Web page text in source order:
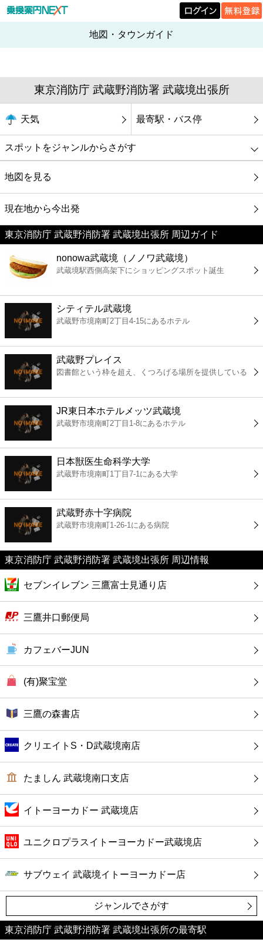
地図・タウンガイド
東京消防庁 武蔵野消防署 武蔵境出張所
天気 最寄駅・バス停
スポットをジャンルからさがす
グルメ
映画
美容
コンビニ
薬局
スーパー
エンタメ
レジャー
書店
ファミレス
ファーストフード
カフェ
ショッピング
銀行
ホテル
地図を見る
現在地から今出発
東京消防庁 武蔵野消防署 武蔵境出張所 周辺ガイド
nonowa武蔵境（ノノワ武蔵境）
武蔵境駅西側高架下にショッピングスポット誕生
シティテル武蔵境
武蔵野市境南町2丁目4-15にあるホテル
武蔵野プレイス
図書館という枠を超え、くつろげる場所を提供している
JR東日本ホテルメッツ武蔵境
武蔵野市境南町2丁目1-8にあるホテル
日本獣医生命科学大学
武蔵野市境南町1丁目7-1にある大学
武蔵野赤十字病院
武蔵野市境南町1-26-1にある病院
東京消防庁 武蔵野消防署 武蔵境出張所 周辺情報
セブンイレブン 三鷹富士見通り店
三鷹井口郵便局
カフェバーJUN
(有)聚宝堂
三鷹の森書店
クリエイトS・D武蔵境南店
たましん 武蔵境南口支店
イトーヨーカドー 武蔵境店
ユニクロプラスイトーヨーカドー武蔵境店
サブウェイ 武蔵境イトーヨーカドー店
ジャンルでさがす
東京消防庁 武蔵野消防署 武蔵境出張所の最寄駅